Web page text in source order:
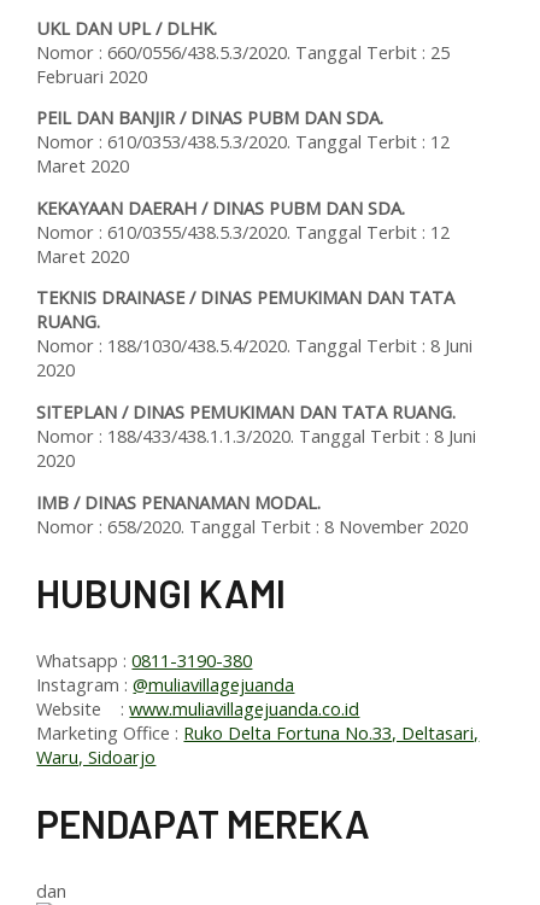
UKL DAN UPL / DLHK.
Nomor : 660/0556/438.5.3/2020. Tanggal Terbit : 25
Februari 2020
PEIL DAN BANJIR / DINAS PUBM DAN SDA.
Nomor : 610/0353/438.5.3/2020. Tanggal Terbit : 12
Maret 2020
KEKAYAAN DAERAH / DINAS PUBM DAN SDA.
Nomor : 610/0355/438.5.3/2020. Tanggal Terbit : 12
Maret 2020
TEKNIS DRAINASE / DINAS PEMUKIMAN DAN TATA
RUANG.
Nomor : 188/1030/438.5.4/2020. Tanggal Terbit : 8 Juni
2020
SITEPLAN / DINAS PEMUKIMAN DAN TATA RUANG.
Nomor : 188/433/438.1.1.3/2020. Tanggal Terbit : 8 Juni
2020
IMB / DINAS PENANAMAN MODAL.
Nomor : 658/2020. Tanggal Terbit : 8 November 2020
HUBUNGI KAMI
Whatsapp :0811-3190-380
Instagram :@muliavillagejuanda
Website :www.muliavillagejuanda.co.id
Marketing Office : Ruko Delta Fortuna No.33, Deltasari,
Waru, Sidoarjo
PENDAPAT MEREKA
dan